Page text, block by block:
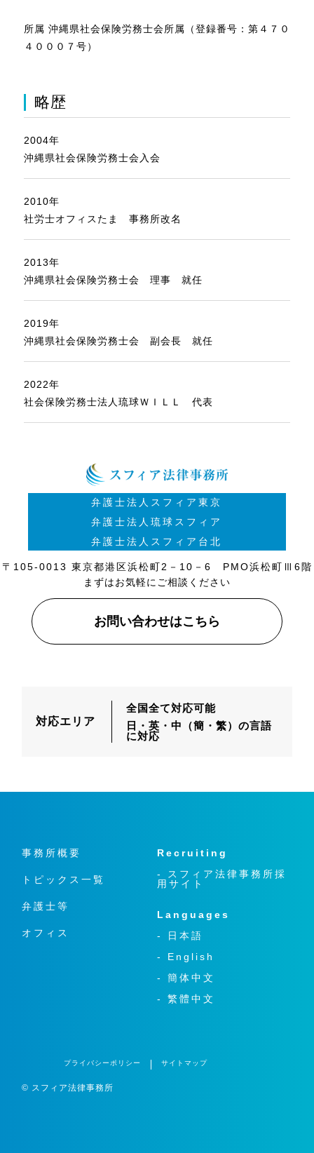
所属 沖縄県社会保険労務士会所属（登録番号：第４７０
４０００７号）
略歴
2004年
沖縄県社会保険労務士会入会
2010年
社労士オフィスたま 事務所改名
2013年
沖縄県社会保険労務士会 理事 就任
2019年
沖縄県社会保険労務士会 副会長 就任
2022年
社会保険労務士法人琉球ＷＩＬＬ 代表
弁護士法人スフィア東京
弁護士法人琉球スフィア
弁護士法人スフィア台北
〒105-0013 東京都港区浜松町2－10－6 PMO浜松町Ⅲ6階
まずはお気軽にご相談ください
お問い合わせはこちら
対応エリア
全国全て対応可能
日・英・中（簡・繁）の言語
に対応
事務所概要
トピックス一覧
弁護士等
オフィス
Recruiting
- スフィア法律事務所採
用サイト
Languages
- 日本語
- English
- 簡体中文
- 繁體中文
プライバシーポリシー サイトマップ
© スフィア法律事務所